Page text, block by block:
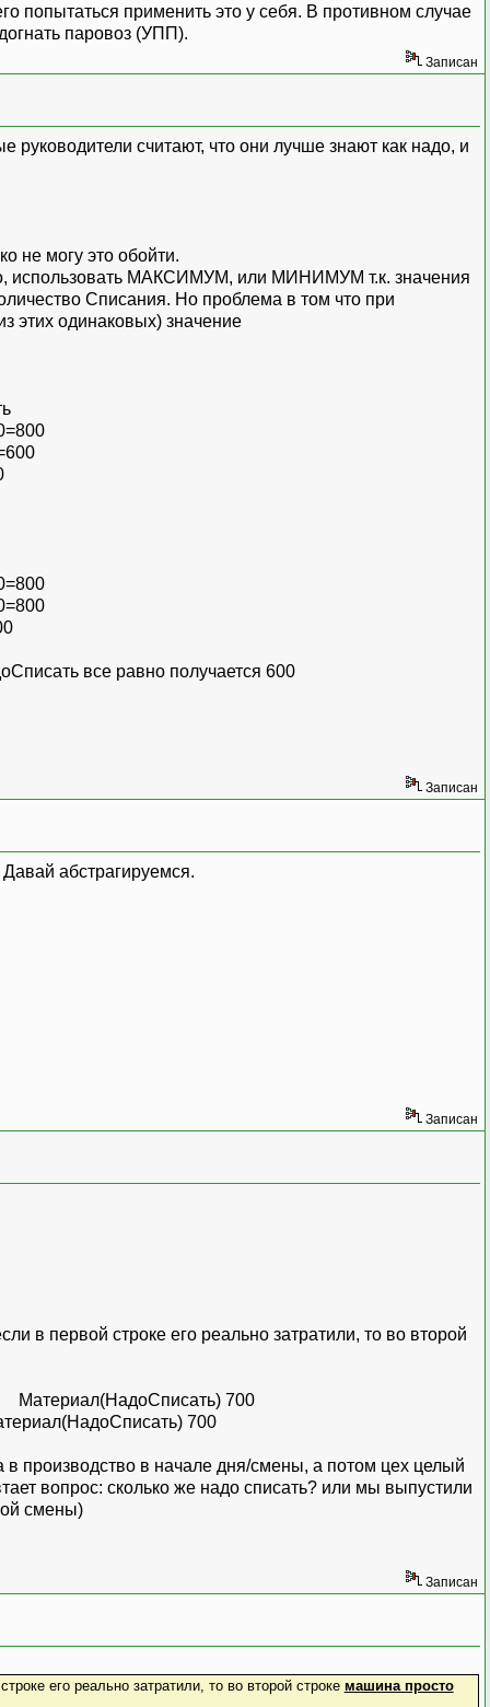
попытаться применить это у себя. В противном случае
паровоз (УПП).
Записан
считают, что они лучше знают как надо, и
не могу это обойти.
использовать МАКСИМУМ, или МИНИМУМ т.к. значения
Списания. Но проблема в том что при
одинаковых) значение
все равно получается 600
Записан
абстрагируемся.
Записан
первой строке его реально затратили, то во второй
Материал(НадоСписать) 700
700
в производство в начале дня/смены, а потом цех целый
вопрос: сколько же надо списать? или мы выпустили
смены)
Записан
его реально затратили, то во второй строке машина просто